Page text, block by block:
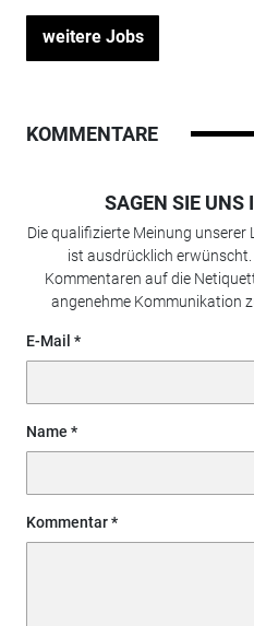
weitere Jobs
KOMMENTARE
SAGEN SIE UNS
Die qualifizierte Meinung unserer
ist ausdrücklich
Kommentaren auf die
angenehme Kommunikation
E-Mail
Name
Kommentar